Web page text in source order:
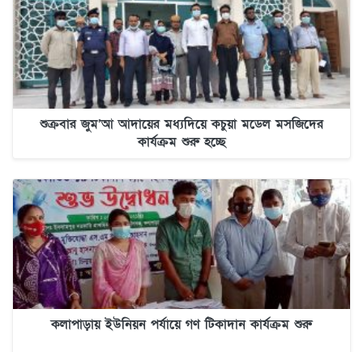
শুক্রবার জুম’আ আদায়ের মধ্যদিয়ে কচুয়া মডেল মসজিদের
কার্যক্রম শুরু হচ্ছে
কলাপাড়ায় ইউনিয়ন পর্যায়ে গণ টিকাদান কার্যক্রম শুরু